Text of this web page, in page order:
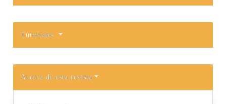
Tutoriales
Acerca de esta revista